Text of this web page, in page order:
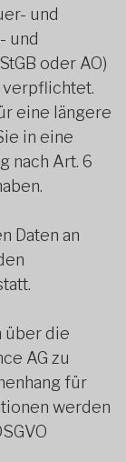
und
und
oder AO)
verpflichtet.
eine längere
in eine
nach Art. 6
Daten an
über die
AG zu
für
werden